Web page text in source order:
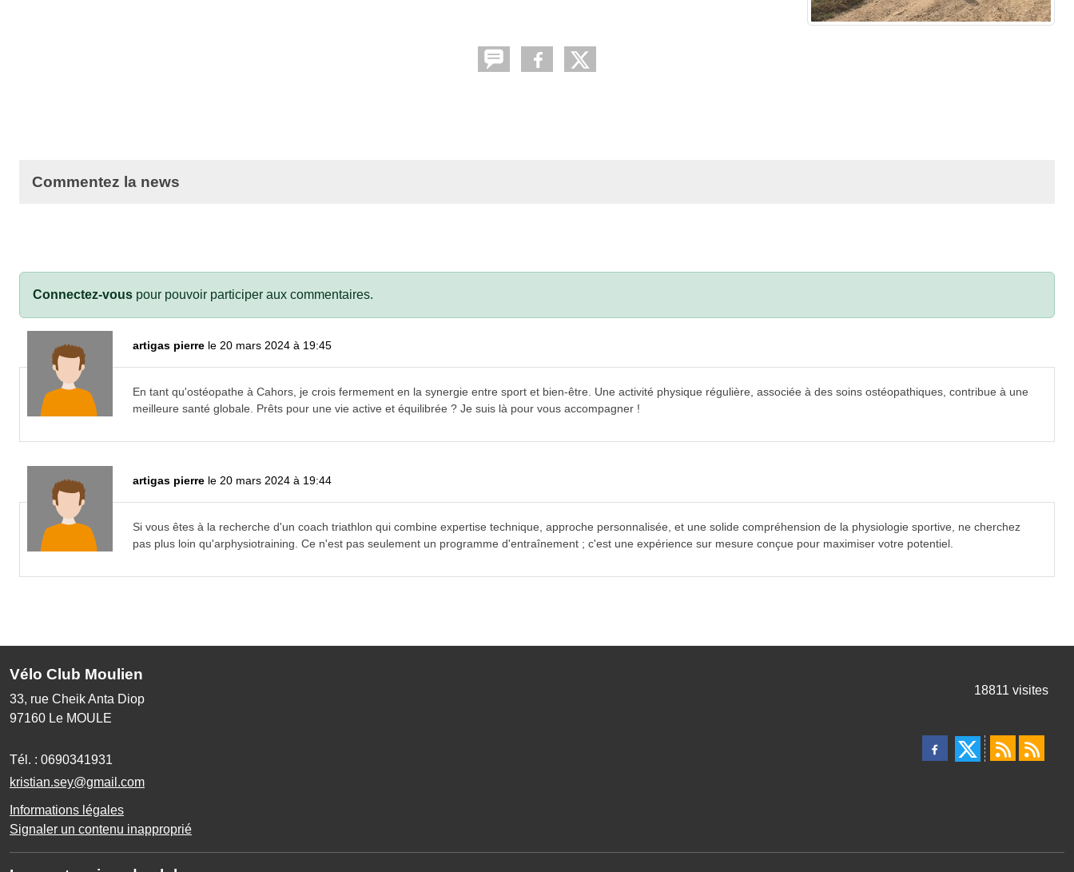
Commentez la news
Connectez-vous pour pouvoir participer aux commentaires.
artigas pierre le 20 mars 2024 à 19:45
En tant qu'ostéopathe à Cahors , je crois fermement en la synergie entre sport et bien-être . Une activité physique régulière, associée à des soins ostéopathiques, contribue à une
meilleure santé globale. Prêts pour une vie active et équilibrée ? Je suis là pour vous accompagner !
artigas pierre le 20 mars 2024 à 19:44
Si vous êtes à la recherche d'un coach triathlon qui combine expertise technique, approche personnalisée, et une solide compréhension de la physiologie sportive, ne cherchez
pas plus loin qu'arphysiotraining. Ce n'est pas seulement un programme d'entraînement ; c'est une expérience sur mesure conçue pour maximiser votre potentiel.
Vélo Club Moulien
33, rue Cheik Anta Diop
97160 Le MOULE
Tél. : 0690341931
kristian.sey@gmail.com
Informations légales
Signaler un contenu inapproprié
18811 visites